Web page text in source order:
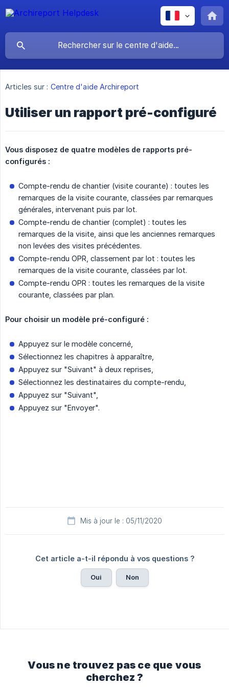
Articles sur : Centre d'aide Archireport
Utiliser un rapport pré-configuré
Vous disposez de quatre modèles de rapports pré-
configurés :
Compte-rendu de chantier (visite courante) : toutes les
remarques de la visite courante, classées par remarques
générales, intervenant puis par lot.
Compte-rendu de chantier (complet) : toutes les
remarques de la visite, ainsi que les anciennes remarques
non levées des visites précédentes.
Compte-rendu OPR, classement par lot : toutes les
remarques de la visite courante, classées par lot.
Compte-rendu OPR : toutes les remarques de la visite
courante, classées par plan.
Pour choisir un modèle pré-configuré :
Appuyez sur le modèle concerné,
Sélectionnez les chapitres à apparaître,
Appuyez sur "Suivant" à deux reprises,
Sélectionnez les destinataires du compte-rendu,
Appuyez sur "Suivant",
Appuyez sur "Envoyer".
Mis à jour le : 05/11/2020
Cet article a-t-il répondu à vos questions ?
Oui Non
Vous ne trouvez pas ce que vous
cherchez ?